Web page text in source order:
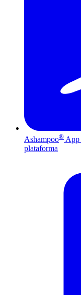
Ashampoo® App
plataforma